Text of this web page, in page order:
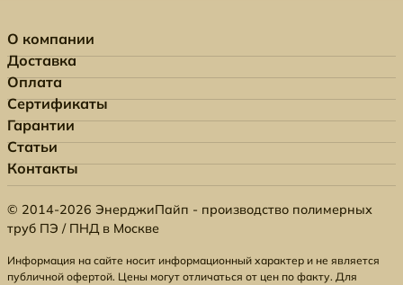
О компании
Доставка
Оплата
Сертификаты
Гарантии
Статьи
Контакты
© 2014-2026 ЭнерджиПайп - производство полимерных
труб ПЭ / ПНД в Москве
Информация на сайте носит информационный характер и не является
публичной офертой. Цены могут отличаться от цен по факту. Для